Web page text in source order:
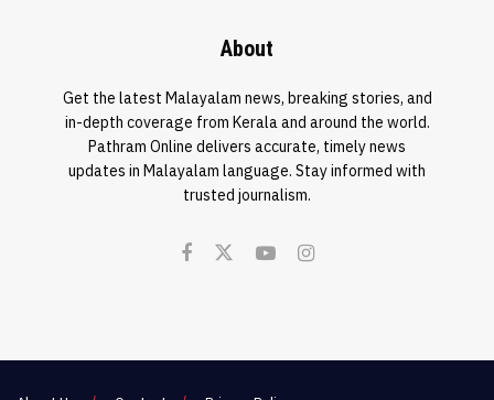
About
Get the latest Malayalam news, breaking stories, and
in-depth coverage from Kerala and around the world.
Pathram Online delivers accurate, timely news
updates in Malayalam language. Stay informed with
trusted journalism.